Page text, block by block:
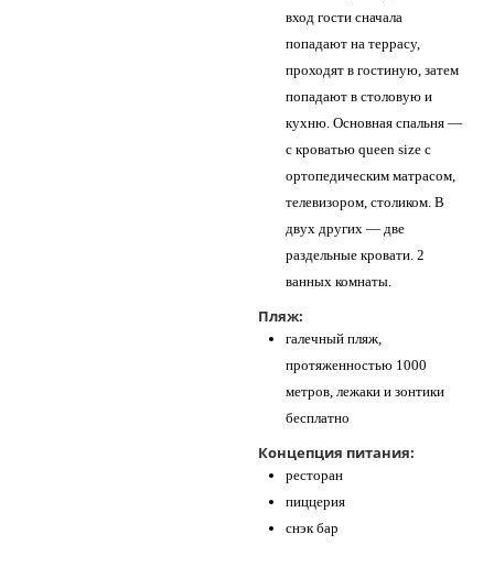
вход гости сначала
попадают на террасу,
проходят в гостиную, затем
попадают в столовую и
кухню. Основная спальня —
с кроватью queen size с
ортопедическим матрасом,
телевизором, столиком. В
двух других — две
раздельные кровати. 2
ванных комнаты.
Пляж:
галечный пляж,
протяженностью 1000
метров, лежаки и зонтики
бесплатно
Концепция питания:
ресторан
пиццерия
снэк бар